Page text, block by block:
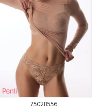
75028556